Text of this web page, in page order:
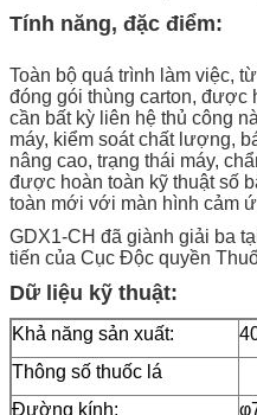
Tính năng, đặc điểm:
Toàn bộ quá trình làm việc,
đóng gói thùng carton, được
cần bất kỳ liên hệ thủ công
máy, kiểm soát chất lượng,
nâng cao, trạng thái máy,
được hoàn toàn kỹ thuật số
toàn mới với màn hình cảm
GDX1-CH đã giành giải ba
tiến của Cục Độc quyền
Dữ liệu kỹ thuật:
Khả năng sản xuất:
Thông số thuốc lá
Đường kính: